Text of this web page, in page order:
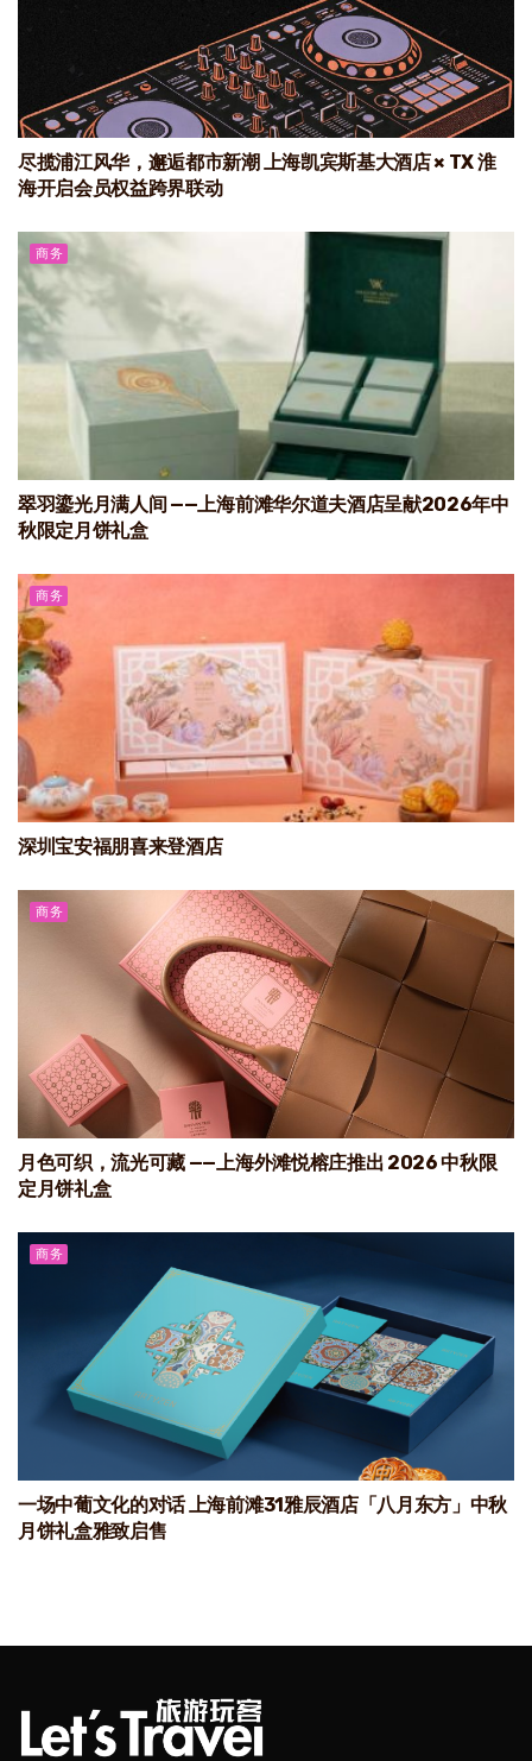
尽揽浦江风华，邂逅都市新潮 上海凯宾斯基大酒店 × TX 淮
海开启会员权益跨界联动
商务
翠羽鎏光月满人间 ——上海前滩华尔道夫酒店呈献2026年中
秋限定月饼礼盒
商务
深圳宝安福朋喜来登酒店
商务
月色可织，流光可藏 ——上海外滩悦榕庄推出 2026 中秋限
定月饼礼盒
商务
一场中葡文化的对话 上海前滩31雅辰酒店「八月东方」中秋
月饼礼盒雅致启售